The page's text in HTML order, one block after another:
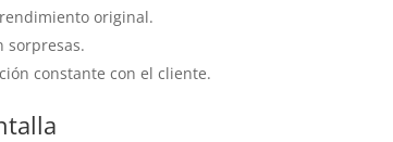
original.
sorpresas.
constante con el cliente.